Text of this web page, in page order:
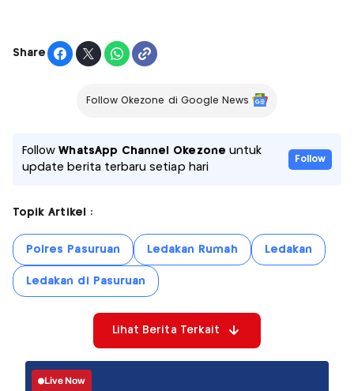
Share
Follow Okezone di Google News
FollowWhatsApp Channel Okezone untuk
update berita terbaru setiap hari
Follow
Topik Artikel :
Polres Pasuruan Ledakan Rumah Ledakan
Ledakan di Pasuruan
Lihat Berita Terkait
Live Now